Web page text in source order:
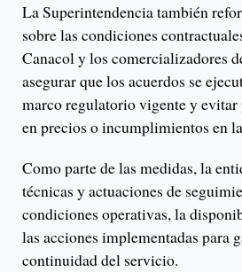
La Superintendencia también
sobre las condiciones
Canacol y los comercializadores
asegurar que los acuerdos se
marco regulatorio vigente y evitar
en precios o incumplimientos en
Como parte de las medidas, la
técnicas y actuaciones de
condiciones operativas, la
las acciones implementadas para
continuidad del servicio.